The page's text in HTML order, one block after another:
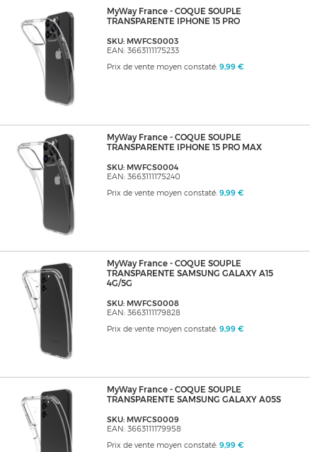
MyWay France - COQUE SOUPLE
TRANSPARENTE IPHONE 15 PRO
SKU: MWFCS0003
EAN: 3663111175233
Prix de vente moyen constaté: 9,99 €
MyWay France - COQUE SOUPLE
TRANSPARENTE IPHONE 15 PRO MAX
SKU: MWFCS0004
EAN: 3663111175240
Prix de vente moyen constaté: 9,99 €
MyWay France - COQUE SOUPLE
TRANSPARENTE SAMSUNG GALAXY A15
4G/5G
SKU: MWFCS0008
EAN: 3663111179828
Prix de vente moyen constaté: 9,99 €
MyWay France - COQUE SOUPLE
TRANSPARENTE SAMSUNG GALAXY A05S
SKU: MWFCS0009
EAN: 3663111179958
Prix de vente moyen constaté: 9,99 €